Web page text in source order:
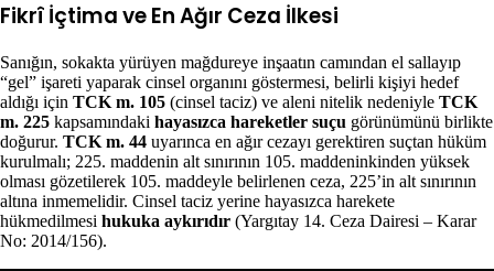
Fikrî İçtima ve En Ağır Ceza İlkesi
Sanığın, sokakta yürüyen mağdureye inşaatın camından el sallayıp
“gel” işareti yaparak cinsel organını göstermesi, belirli kişiyi hedef
aldığı için TCK m. 105 (cinsel taciz) ve aleni nitelik nedeniyle TCK
m. 225 kapsamındaki hayasızca hareketler suçu görünümünü birlikte
doğurur. TCK m. 44 uyarınca en ağır cezayı gerektiren suçtan hüküm
kurulmalı; 225. maddenin alt sınırının 105. maddeninkinden yüksek
olması gözetilerek 105. maddeyle belirlenen ceza, 225’in alt sınırının
altına inmemelidir. Cinsel taciz yerine hayasızca harekete
hükmedilmesi hukuka aykırıdır (Yargıtay 14. Ceza Dairesi – Karar
No: 2014/156).